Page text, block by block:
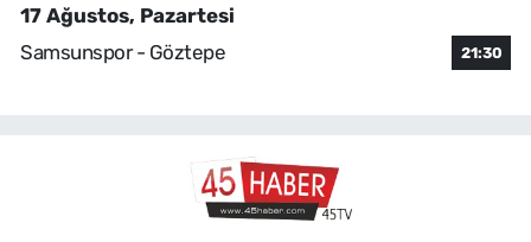
17 Ağustos, Pazartesi
Samsunspor - Göztepe
21:30